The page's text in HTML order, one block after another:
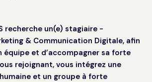
recherche un(e) stagiaire -
& Communication Digitale, afin
équipe et d’accompagner sa forte
rejoignant, vous intégrez une
et un groupe à forte